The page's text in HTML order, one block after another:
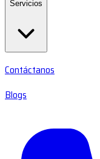
Servicios
Contáctanos
Blogs